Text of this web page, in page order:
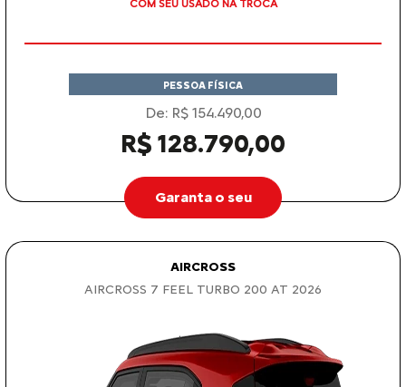
TAXA ZERO
PESSOA FÍSICA
De: R$ 154.490,00
R$ 128.790,00
Garanta o seu
AIRCROSS
AIRCROSS 7 FEEL TURBO 200 AT 2026